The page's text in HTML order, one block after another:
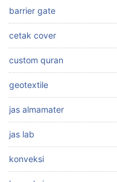
barrier gate
cetak cover
custom quran
geotextile
jas almamater
jas lab
konveksi